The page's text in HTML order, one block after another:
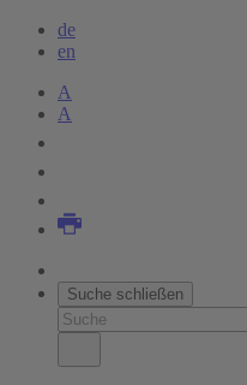
de
en
A
A
Suche schließen